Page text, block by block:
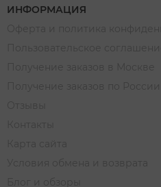
ИНФОРМАЦИЯ